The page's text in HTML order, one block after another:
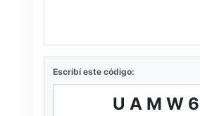
Escribí este código:
UAMW6